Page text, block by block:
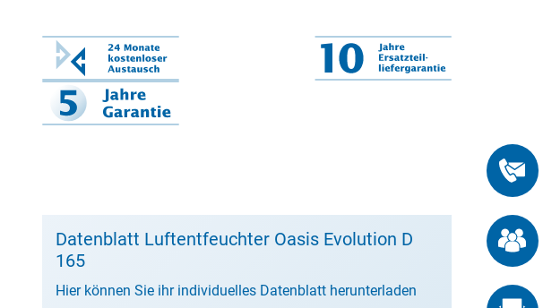
Datenblatt Luftentfeuchter Oasis Evolution D
165
Hier können Sie ihr individuelles Datenblatt herunterladen